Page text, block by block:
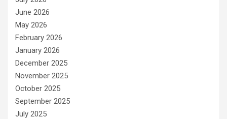
June 2026
May 2026
February 2026
January 2026
December 2025
November 2025
October 2025
September 2025
July 2025